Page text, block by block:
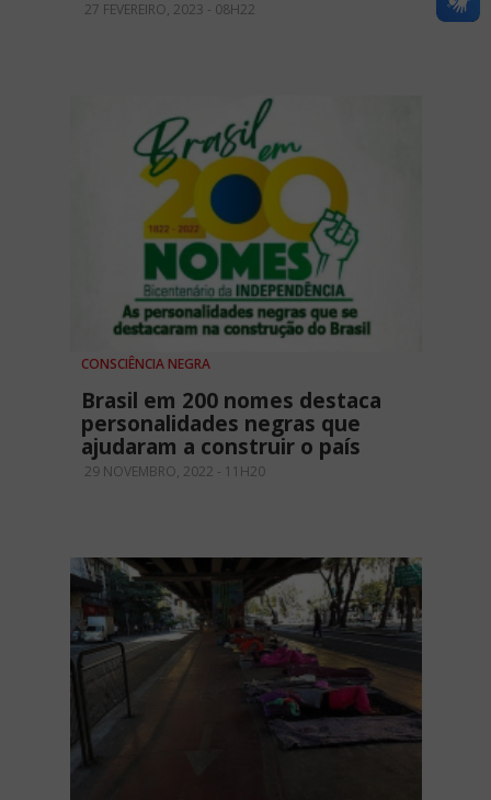
27 FEVEREIRO, 2023 - 08H22
CONSCIÊNCIA NEGRA
Brasil em 200 nomes destaca
personalidades negras que
ajudaram a construir o país
29 NOVEMBRO, 2022 - 11H20